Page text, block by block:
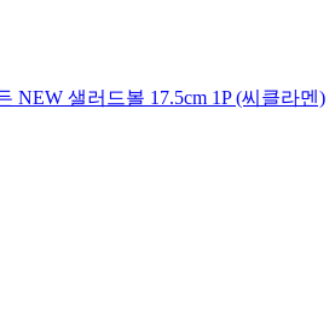
NEW 샐러드볼 17.5cm 1P (씨클라멘)